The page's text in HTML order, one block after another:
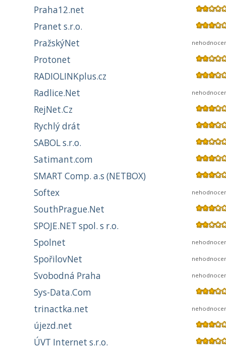
Praha12.net
Pranet s.r.o.
PražskýNet
Protonet
RADIOLINKplus.cz
Radlice.Net
RejNet.Cz
Rychlý drát
SABOL s.r.o.
Satimant.com
SMART Comp. a.s (NETBOX)
Softex
SouthPrague.Net
SPOJE.NET spol. s r.o.
Spolnet
SpořilovNet
Svobodná Praha
Sys-Data.Com
trinactka.net
újezd.net
ÚVT Internet s.r.o.